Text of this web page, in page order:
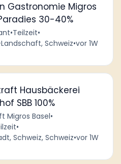
Gastronomie Migros
30-40%
•Teilzeit•
Schweiz•vor 1W
Hausbäckerei
SBB 100%
Migros Basel•
•
Schweiz, Schweiz•vor 1W